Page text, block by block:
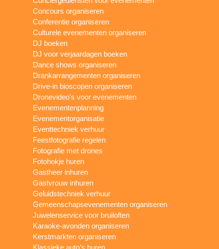
Concours organiseren
Conferentie organiseren
Culturele evenementen organiseren
DJ boeken
DJ voor verjaardagen boeken
Dance shows organiseren
Drankarrangementen organiseren
Drive-in bioscopen organiseren
Dronevideo’s voor evenementen
Evenementenplanning
Evenementorganisatie
Eventtechniek verhuur
Feestfotografie regelen
Fotografie met drones
Fotohokje huren
Gastheer inhuren
Gastvrouw inhuren
Geluidstechniek verhuur
Gemeenschapsevenementen organiseren
Juwelenservice voor bruiloften
Karaoke-avonden organiseren
Kerstmarkten organiseren
Klassieke auto’s huren